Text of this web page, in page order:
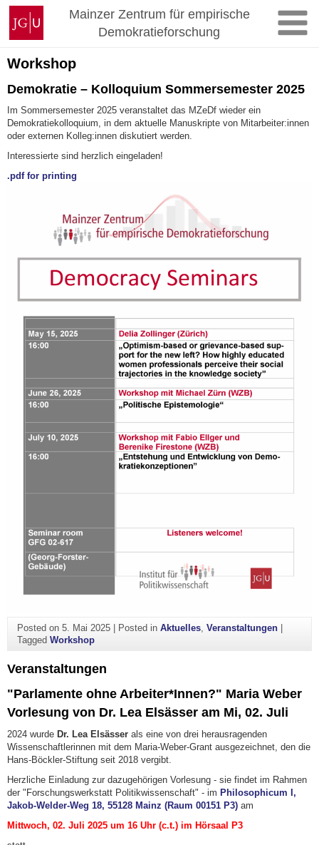
Skip
content
Johannes
Gutenberg
University
Mainz
Mainzer Zentrum für empirische
Demokratieforschung
Workshop
Demokratie – Kolloquium Sommersemester 2025
Im Sommersemester 2025 veranstaltet das MZeDf wieder ein
Demokratiekolloquium, in dem aktuelle Manuskripte von Mitarbeiter:innen
oder externen Kolleg:innen diskutiert werden.
Interessierte sind herzlich eingeladen!
.pdf for printing
Posted on 5. Mai 2025| Posted in Aktuelles, Veranstaltungen|
Tagged Workshop
Veranstaltungen
"Parlamente ohne Arbeiter*Innen?" Maria Weber
Vorlesung von Dr. Lea Elsässer am Mi, 02. Juli
2024 wurde Dr. Lea Elsässer als eine von drei herausragenden
Wissenschaftlerinnen mit dem Maria-Weber-Grant ausgezeichnet, den die
Hans-Böckler-Stiftung seit 2018 vergibt.
Herzliche Einladung zur dazugehörigen Vorlesung - sie findet im Rahmen
der "Forschungswerkstatt Politikwissenschaft" - im Philosophicum I,
Jakob-Welder-Weg 18, 55128 Mainz (Raum 00151 P3) am
Mittwoch, 02. Juli 2025 um 16 Uhr (c.t.) im Hörsaal P3